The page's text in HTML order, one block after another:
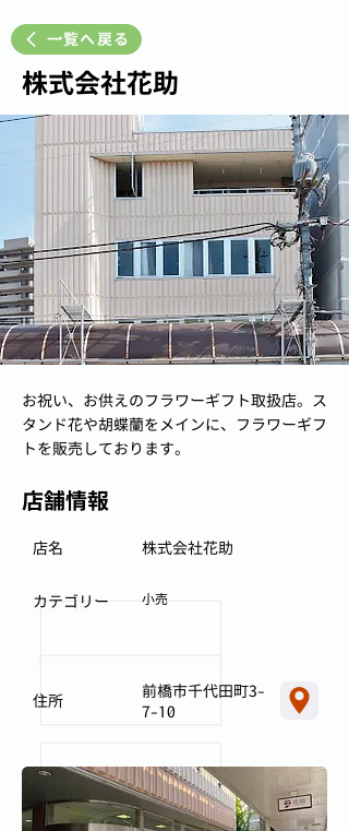
一覧へ戻る
株式会社花助
お祝い、お供えのフラワーギフト取扱店。ス
タンド花や胡蝶蘭をメインに、フラワーギフ
トを販売しております。
店舗情報
株式会社花助
店名
小売
カテゴリー
前橋市千代田町3-
7-10
住所